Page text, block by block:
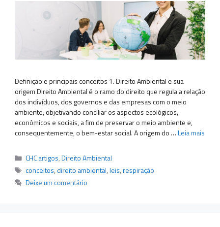
Definição e principais conceitos 1. Direito Ambiental e sua
origem Direito Ambiental é o ramo do direito que regula a relação
dos indivíduos, dos governos e das empresas com o meio
ambiente, objetivando conciliar os aspectos ecológicos,
econômicos e sociais, a fim de preservar o meio ambiente e,
consequentemente, o bem-estar social. A origem do …Leia mais
Categorias
CHC artigos,Direito Ambiental
Tags
conceitos,direito ambiental,leis,respiração
Deixe um comentário